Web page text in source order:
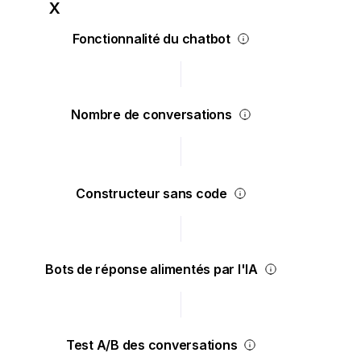
Fonctionnalité du chatbot
Nombre de conversations
Constructeur sans code
Bots de réponse alimentés par l'IA
Test A/B des conversations